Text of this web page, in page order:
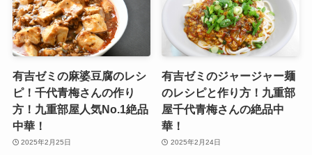
有吉ゼミの麻婆豆腐のレシ
ピ！千代青梅さんの作り
方！九重部屋人気No.1絶品
中華！
2025年2月25日
有吉ゼミのジャージャー麺
のレシピと作り方！九重部
屋千代青梅さんの絶品中
華！
2025年2月24日